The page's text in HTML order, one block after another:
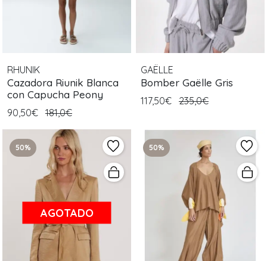
RHUNIK
Cazadora Riunik Blanca
con Capucha Peony
90,50€ 181,0€
GAËLLE
Bomber Gaëlle Gris
117,50€ 235,0€
50%
AGOTADO
50%